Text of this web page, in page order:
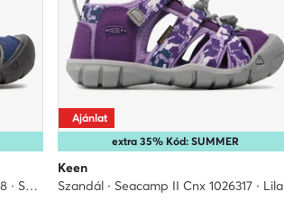
Szandál · Seacamp II Cnx 1010088 · Sötétkék
extra 35% Kód: SUMMER
Ajánlat
Keen
Szandál · Seacamp II Cnx 1026317 · Lila